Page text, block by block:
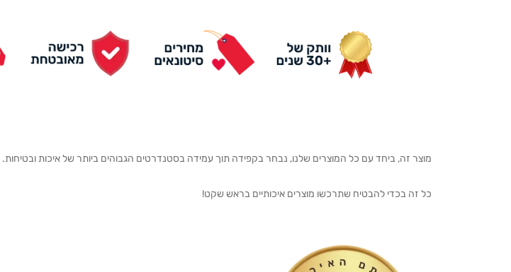
מוצר זה, ביחד עם כל המוצרים שלנו, נבחר בקפידה תוך עמידה בסטנדרטים הגבוהים ביותר של איכות ובטיחות.
כל זה בכדי להבטיח שתרכשו מוצרים איכותיים בראש שקט!